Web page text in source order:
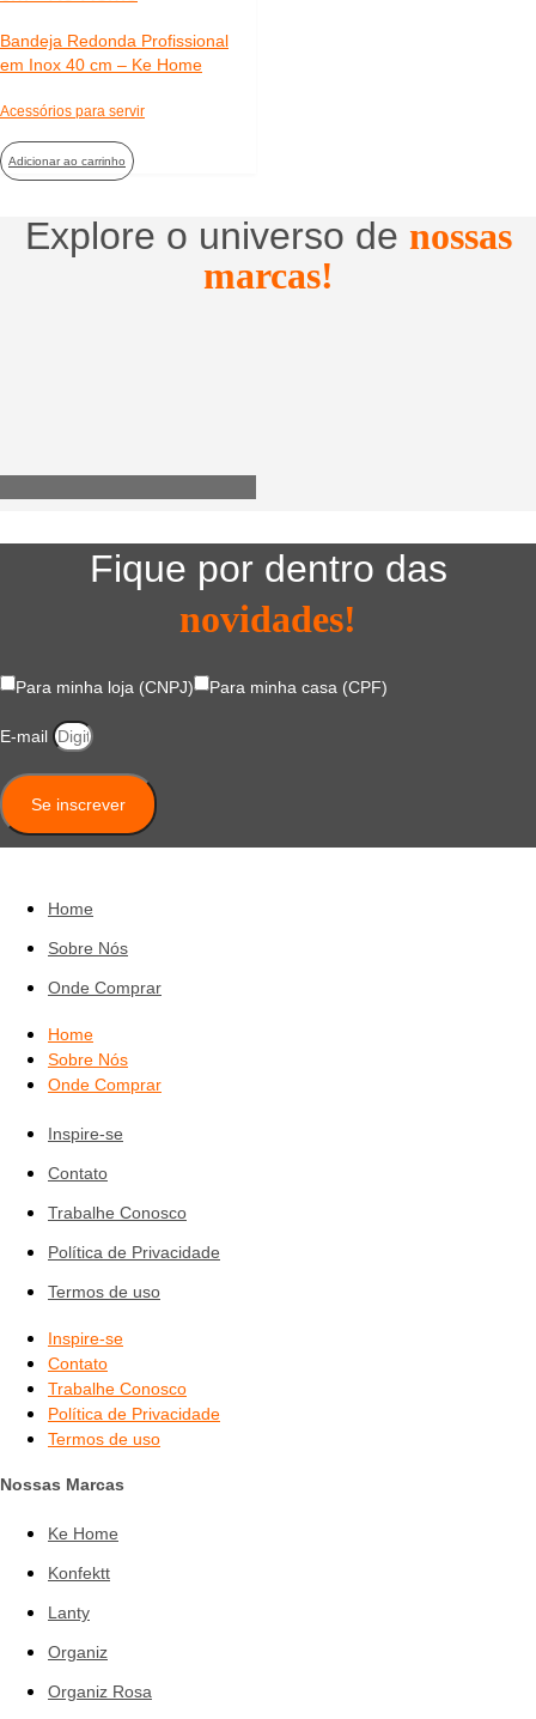
Bandeja Redonda Profissional
em Inox 40 cm – Ke Home
Acessórios para servir
Adicionar ao carrinho
Explore o universo de nossas
marcas!
Fique por dentro das
novidades!
Para minha loja (CNPJ) Para minha casa (CPF)
E-mail
Se inscrever
Home
Sobre Nós
Onde Comprar
Home
Sobre Nós
Onde Comprar
Inspire-se
Contato
Trabalhe Conosco
Política de Privacidade
Termos de uso
Inspire-se
Contato
Trabalhe Conosco
Política de Privacidade
Termos de uso
Nossas Marcas
Ke Home
Konfektt
Lanty
Organiz
Organiz Rosa